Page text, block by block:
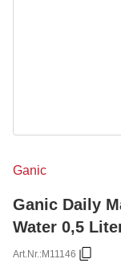
Ganic
Ganic Daily
Water 0,5
Art.Nr.:M11146